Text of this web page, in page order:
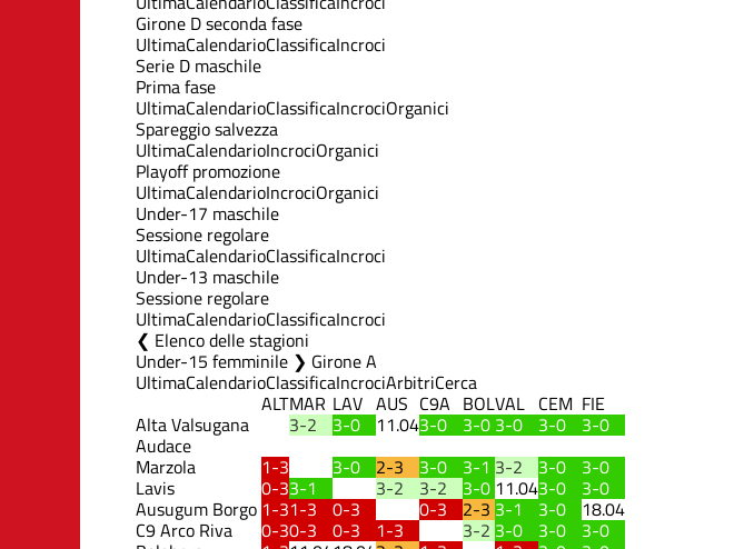
Girone D seconda fase
UltimaCalendarioClassificaIncroci
Serie D maschile
Prima fase
UltimaCalendarioClassificaIncrociOrganici
Spareggio salvezza
UltimaCalendarioIncrociOrganici
Playoff promozione
UltimaCalendarioIncrociOrganici
Under-17 maschile
Sessione regolare
UltimaCalendarioClassificaIncroci
Under-13 maschile
Sessione regolare
UltimaCalendarioClassificaIncroci
Elenco delle stagioni
Under-15 femminile ❯ Girone A
UltimaCalendarioClassificaIncrociArbitriCerca
ALTMAR LAV AUS C9A BOLVAL CEM FIE
Alta Valsugana
Audace
3-2 3-0 11.043-0 3-0 3-0 3-0
3-0
Marzola
1-3 3-0 2-3 3-0 3-1 3-2 3-0 3-0
Lavis 0-33-1 3-2 3-2 3-0 11.043-0 3-0
Ausugum Borgo 1-31-3 0-3 0-3 2-3 3-1 3-0 18.04
C9 Arco Riva 0-30-3 0-3 1-3 3-2 3-0 3-0 3-0